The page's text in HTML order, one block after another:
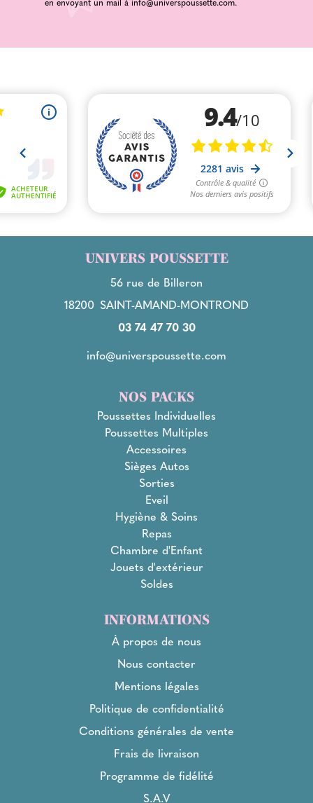
UNIVERS POUSSETTE
56 rue de Billeron
18200 SAINT-AMAND-MONTROND
03 74 47 70 30
info@universpoussette.com
NOS PACKS
Poussettes Individuelles
Poussettes Multiples
Accessoires
Sièges Autos
Sorties
Eveil
Hygiène & Soins
Repas
Chambre d'Enfant
Jouets d'extérieur
Soldes
INFORMATIONS
À propos de nous
Nous contacter
Mentions légales
Politique de confidentialité
Conditions générales de vente
Frais de livraison
Programme de fidélité
S.A.V